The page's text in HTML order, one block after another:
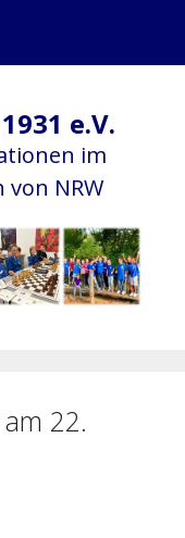
e.V.
im
NRW
22.